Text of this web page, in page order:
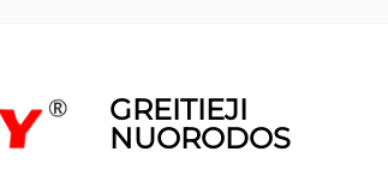
GREITIEJI
NUORODOS